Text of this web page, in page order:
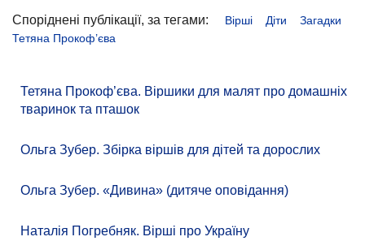
Споріднені публікації, за тегами: Вірші Діти
Загадки
Тетяна Прокоф’єва
Тетяна Прокоф’єва. Віршики для малят про домашніх
тваринок та пташок
Ольга Зубер. Збірка віршів для дітей та дорослих
Ольга Зубер. «Дивина» (дитяче оповідання)
Наталія Погребняк. Вірші про Україну